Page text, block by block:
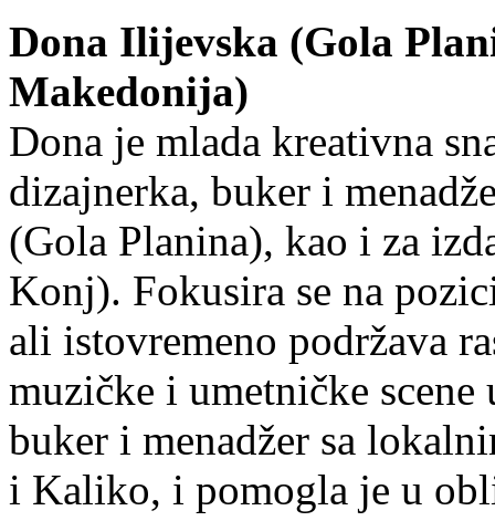
Dona Ilijevska (Gola
Makedonija)
Dona je mlada kreativna
dizajnerka, buker i
(Gola Planina), kao i za
Konj). Fokusira se na
ali istovremeno podržava
muzičke i umetničke
buker i menadžer sa
i Kaliko, i pomogla je u